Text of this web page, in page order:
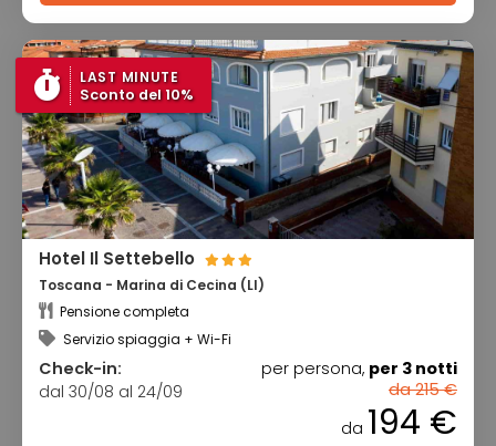
LAST MINUTE
Sconto del 10%
Hotel Il Settebello
Toscana - Marina di Cecina (LI)
Pensione completa
Servizio spiaggia + Wi-Fi
Check-in:
dal 30/08 al 24/09
per persona, per 3 notti
da 215 €
da 194 €